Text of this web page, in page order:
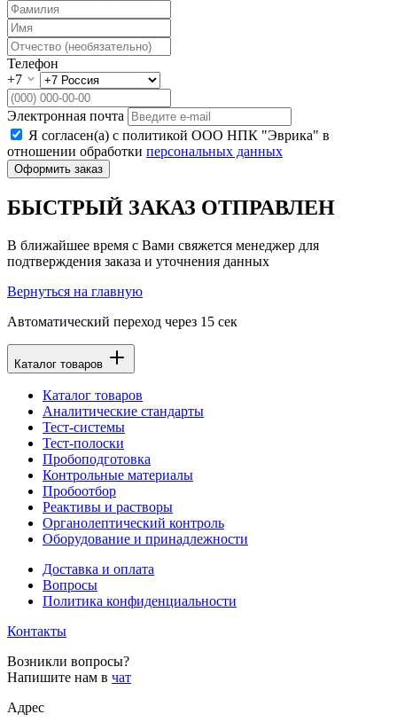
Телефон
+7
Электронная почта
Я согласен(а) с политикой ООО НПК "Эврика" в
отношении обработки персональных данных
Оформить заказ
БЫСТРЫЙ ЗАКАЗ ОТПРАВЛЕН
В ближайшее время с Вами свяжется менеджер для
подтверждения заказа и уточнения данных
Вернуться на главную
Автоматический переход через 15 сек
Каталог товаров
Каталог товаров
Аналитические стандарты
Тест-системы
Тест-полоски
Пробоподготовка
Контрольные материалы
Пробоотбор
Реактивы и растворы
Органолептический контроль
Оборудование и принадлежности
Доставка и оплата
Вопросы
Политика конфиденциальности
Контакты
Возникли вопросы?
Напишите нам в чат
Адрес